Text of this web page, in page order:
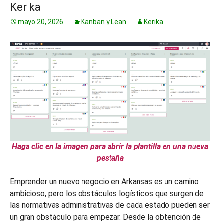
Kerika
mayo 20, 2026 Kanban y Lean Kerika
Haga clic en la imagen para abrir la plantilla en una nueva
pestaña
Emprender un nuevo negocio en Arkansas es un camino
ambicioso, pero los obstáculos logísticos que surgen de
las normativas administrativas de cada estado pueden ser
un gran obstáculo para empezar. Desde la obtención de